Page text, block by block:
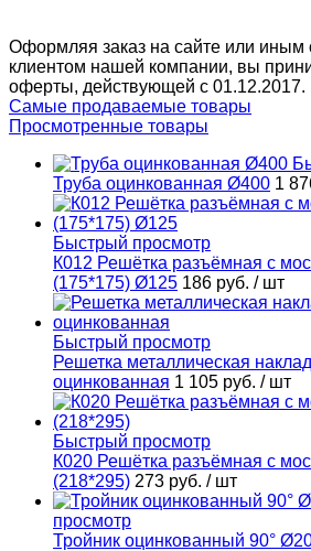
Оформляя заказ на сайте или иным
клиентом нашей компании, вы
оферты, действующей с 01.12.2017.
Самые продаваемые товары
Просмотренные товары
Труба оцинкованная Ø400 1
Быстрый просмотр
К012 Решётка разъёмная с
(175*175) Ø125 186 руб. / шт
Быстрый просмотр
Решетка металлическая
оцинкованная 1 105 руб. / шт
Быстрый просмотр
К020 Решётка разъёмная с
(218*295) 273 руб. / шт
просмотр
Тройник оцинкованный 90°